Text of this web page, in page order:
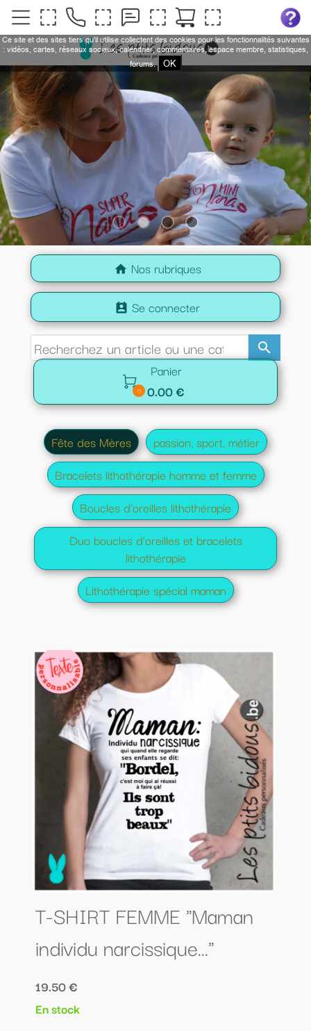
home Nos rubriques
search
perm_contact_calendar Se connecter

0
Panier
0.00 €
Fête des Mères
passion, sport, métier
Bracelets lithothérapie homme et femme
Boucles d'oreilles lithothérapie
Duo boucles d'oreilles et bracelets
lithothérapie
Lithothérapie spécial maman
T-SHIRT FEMME "Maman
individu narcissique..."
19.50 €
En stock
Ce site et des sites tiers qu'il utilise collectent des cookies pour les fonctionnalités suivantes
: vidéos, cartes, réseaux sociaux, calendrier, commentaires, espace membre, statistiques,
forums.
OK